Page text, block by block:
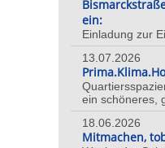
ein:
Einladung zur
13.07.2026
ein schöneres,
18.06.2026
Mitmachen,